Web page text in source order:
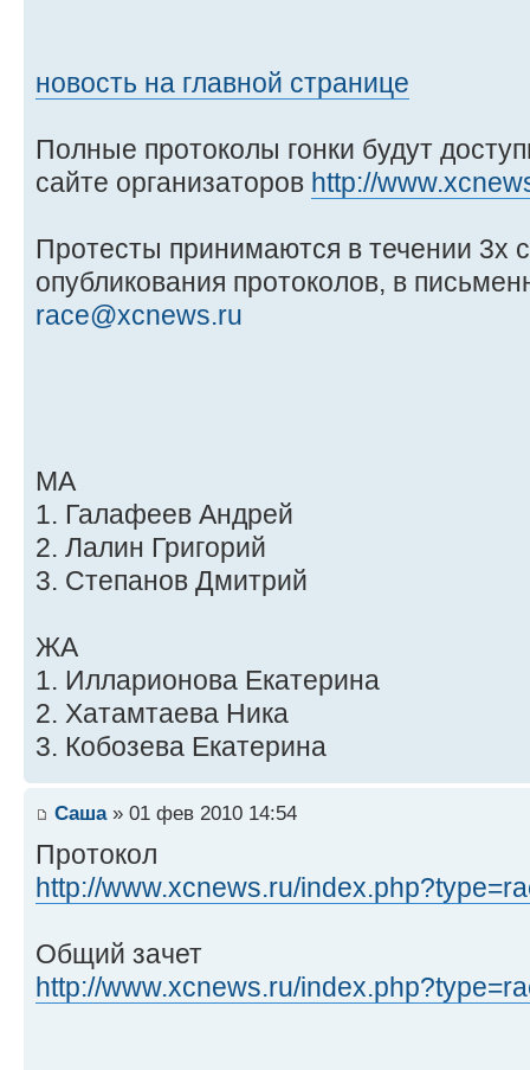
новость на главной странице
Полные протоколы гонки будут
сайте организаторов http://
Протесты принимаются в течении 3х
опубликования протоколов, в
race@xcnews.ru
МА
1. Галафеев Андрей
2. Лалин Григорий
3. Степанов Дмитрий
ЖА
1. Илларионова Екатерина
2. Хатамтаева Ника
3. Кобозева Екатерина
Саша» 01 фев 2010 14:54
Протокол
http://www.xcnews.ru/
Общий зачет
http://www.xcnews.ru/